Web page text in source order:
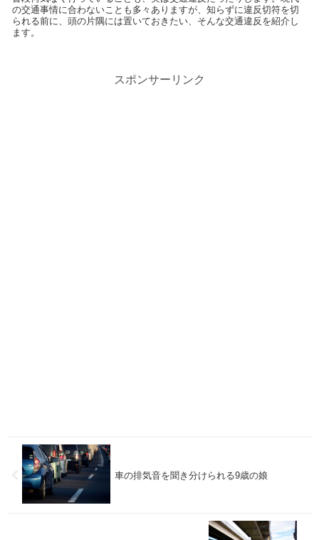
の交通事情に合わないことも多々ありますが、知らずに違反切符を切
られる前に、頭の片隅には置いておきたい、そんな交通違反を紹介し
ます。
スポンサーリンク
車の排気音を聞き分けられる9歳の娘